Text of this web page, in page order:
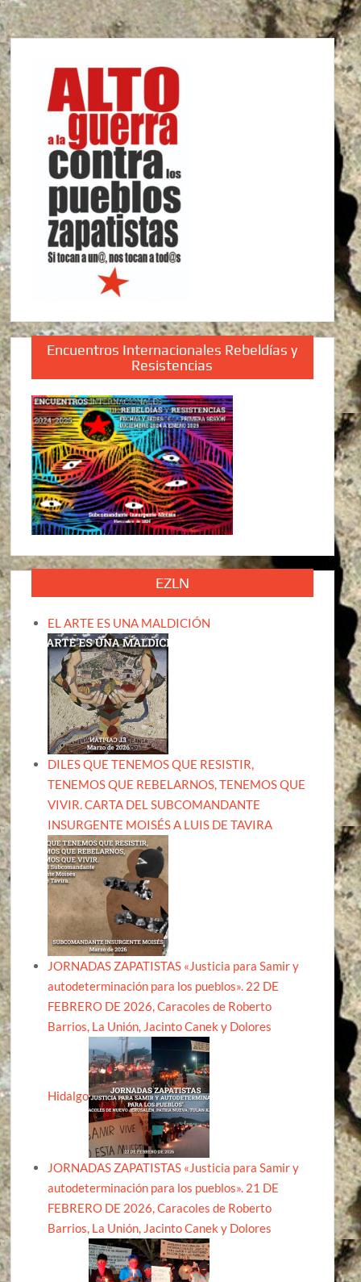
Encuentros Internacionales Rebeldías y
Resistencias
EZLN
EL ARTE ES UNA MALDICIÓN
DILES QUE TENEMOS QUE RESISTIR,
TENEMOS QUE REBELARNOS, TENEMOS QUE
VIVIR. CARTA DEL SUBCOMANDANTE
INSURGENTE MOISÉS A LUIS DE TAVIRA
JORNADAS ZAPATISTAS «Justicia para Samir y
autodeterminación para los pueblos». 22 DE
FEBRERO DE 2026, Caracoles de Roberto
Barrios, La Unión, Jacinto Canek y Dolores
Hidalgo
JORNADAS ZAPATISTAS «Justicia para Samir y
autodeterminación para los pueblos». 21 DE
FEBRERO DE 2026, Caracoles de Roberto
Barrios, La Unión, Jacinto Canek y Dolores